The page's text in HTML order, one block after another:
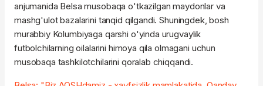
anjumanida Belsa musobaqa o'tkazilgan maydonlar va
mashg'ulot bazalarini tanqid qilgandi. Shuningdek, bosh
murabbiy Kolumbiyaga qarshi o'yinda urugvaylik
futbolchilarning oilalarini himoya qila olmagani uchun
musobaqa tashkilotchilarini qoralab chiqqandi.